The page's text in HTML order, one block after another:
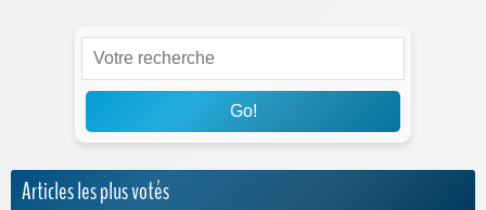
Go!
Articles les plus votés